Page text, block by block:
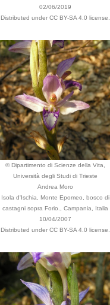
02/06/2019
Distributed under CC BY-SA 4.0 license.
© Dipartimento di Scienze della Vita,
Università degli Studi di Trieste
Andrea Moro
Isola d'Ischia, Monte Epomeo, bosco di
castagni sopra Forio., Campania, Italia
10/04/2007
Distributed under CC BY-SA 4.0 license.